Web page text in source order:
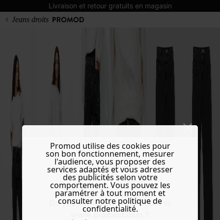
Livraison et retour gratuits en magasin
Do you want to be redirected to
www.promod.com ?
Jeans droits
Promod utilise des cookies pour
son bon fonctionnement, mesurer
l'audience, vous proposer des
services adaptés et vous adresser
des publicités selon votre
comportement. Vous pouvez les
paramétrer à tout moment et
consulter notre politique de
confidentialité.